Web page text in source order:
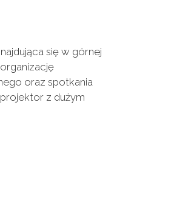
się w górnej
oraz spotkania
z dużym